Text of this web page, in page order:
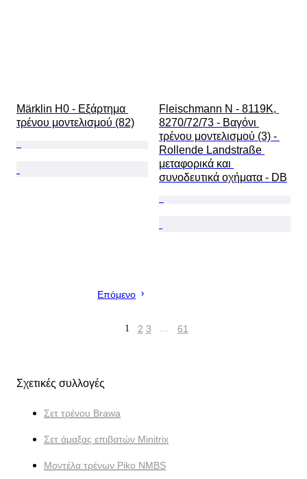
Märklin H0 - Εξάρτημα
τρένου μοντελισμού (82)
Fleischmann N - 8119K,
8270/72/73 - Βαγόνι
τρένου μοντελισμού (3) -
Rollende Landstraße
μεταφορικά και
συνοδευτικά οχήματα - DB
Επόμενο
1 2 3 … 61
Σχετικές συλλογές
Σετ τρένου Brawa
Σετ άμαξας επιβατών Minitrix
Μοντέλα τρένων Piko NMBS